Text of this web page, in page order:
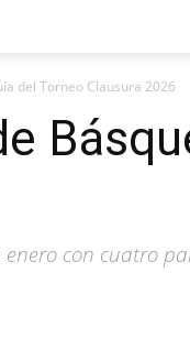
del Torneo Clausura 2026
con cuatro